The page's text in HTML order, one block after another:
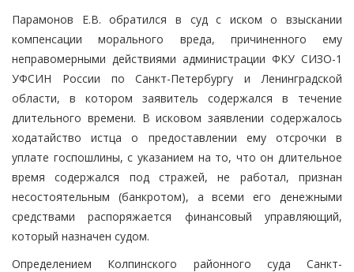
Парамонов Е.В. обратился в суд с иском о взыскании
компенсации морального вреда, причиненного ему
неправомерными действиями администрации ФКУ СИЗО-1
УФСИН России по Санкт-Петербургу и Ленинградской
области, в котором заявитель содержался в течение
длительного времени. В исковом заявлении содержалось
ходатайство истца о предоставлении ему отсрочки в
уплате госпошлины, с указанием на то, что он длительное
время содержался под стражей, не работал, признан
несостоятельным (банкротом), а всеми его денежными
средствами распоряжается финансовый управляющий,
который назначен судом.
Определением Колпинского районного суда Санкт-